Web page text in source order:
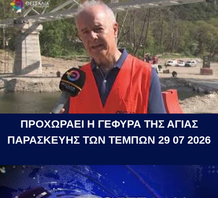
ΠΡΟΧΩΡΑΕΙ Η ΓΕΦΥΡΑ ΤΗΣ ΑΓΙΑΣ
ΠΑΡΑΣΚΕΥΗΣ ΤΩΝ ΤΕΜΠΩΝ 29 07 2026